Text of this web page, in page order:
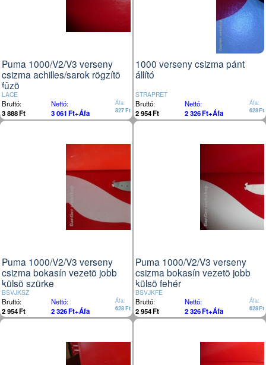
Puma 1000/V2/V3 verseny
csizma achilles/sarok rögzítõ
fûzõ
LACE
Bruttó:
3 888Ft
Nettó:
3 061 Ft+Áfa
Áfa:
827Ft
1000 verseny csizma pánt
állító
STRAPRET
Bruttó:
2 954Ft
Nettó:
2 326Ft+Áfa
Áfa:
628Ft
Puma 1000/V2/V3 verseny
csizma bokasín vezetõ jobb
külsõ szürke
BSVJKSZ
Bruttó:
2 954Ft
Nettó:
2 326Ft+Áfa
Áfa:
628Ft
Puma 1000/V2/V3 verseny
csizma bokasín vezetõ jobb
külsõ fehér
BSVJKFE
Bruttó:
2 954Ft
Nettó:
2 326Ft+Áfa
Áfa:
628Ft